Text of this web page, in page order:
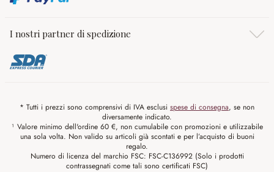
I nostri partner di spedizione
* Tutti i prezzi sono comprensivi di IVA esclusi spese di consegna, se non
diversamente indicato.
¹ Valore minimo dell'ordine 60 €, non cumulabile con promozioni e utilizzabile
una sola volta. Non valido su articoli già scontati e per l’acquisto di buoni
regalo.
Numero di licenza del marchio FSC: FSC-C136992 (Solo i prodotti
contrassegnati come tali sono certificati FSC)